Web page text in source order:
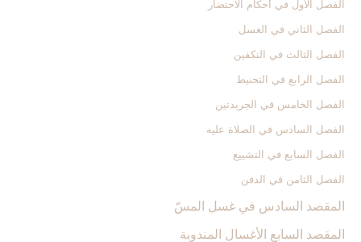
الفصل الأول في أحكام الاحتضار
الفصل الثاني في الغسل
الفصل الثالث في التكفين
الفصل الرابع‏ في التحنيط
الفصل الخامس في الجريدتين
الفصل السادس في الصلاة عليه
الفصل السابع في التشييع
الفصل الثامن في الدفن
المقصد السادس في غسل المسّ‏
المقصد السابع الأغسال المندوبة